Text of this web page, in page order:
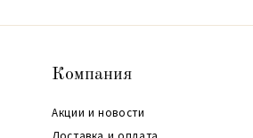
Компания
Акции и новости